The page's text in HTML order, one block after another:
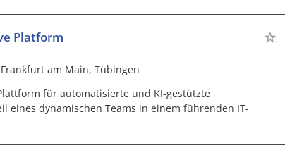
Platform
am Main, Tübingen
für automatisierte und KI-gestützte
eines dynamischen Teams in einem führenden IT-